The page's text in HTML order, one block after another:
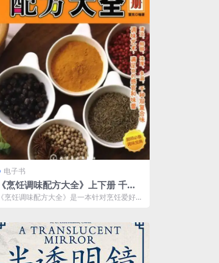
电子书
《烹饪调味配方大全》上下册 千种
双复合调味方法 纯天然配料[pdf]
《烹饪调味配方大全》是一本针对烹饪爱好者